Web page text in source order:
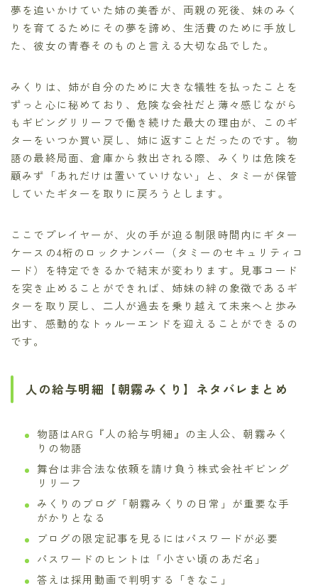
夢を追いかけていた姉の美香が、両親の死後、妹のみく
りを育てるためにその夢を諦め、生活費のために手放し
た、彼女の青春そのものと言える大切な品でした。
みくりは、姉が自分のために大きな犠牲を払ったことを
ずっと心に秘めており、危険な会社だと薄々感じながら
もギビングリリーフで働き続けた最大の理由が、このギ
ターをいつか買い戻し、姉に返すことだったのです。物
語の最終局面、倉庫から救出される際、みくりは危険を
顧みず「あれだけは置いていけない」と、タミーが保管
していたギターを取りに戻ろうとします。
ここでプレイヤーが、火の手が迫る制限時間内にギター
ケースの4桁のロックナンバー（タミーのセキュリティコ
ード）を特定できるかで結末が変わります。見事コード
を突き止めることができれば、姉妹の絆の象徴であるギ
ターを取り戻し、二人が過去を乗り越えて未来へと歩み
出す、感動的なトゥルーエンドを迎えることができるの
です。
人の給与明細【朝霧みくり】ネタバレまとめ
物語はARG『人の給与明細』の主人公、朝霧みく
りの物語
舞台は非合法な依頼を請け負う株式会社ギビング
リリーフ
みくりのブログ「朝霧みくりの日常」が重要な手
がかりとなる
ブログの限定記事を見るにはパスワードが必要
パスワードのヒントは「小さい頃のあだ名」
答えは採用動画で判明する「きなこ」